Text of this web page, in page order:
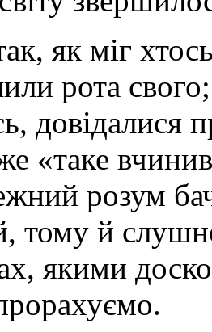
як міг
рота
довідалися
«таке
розум
тому й
якими